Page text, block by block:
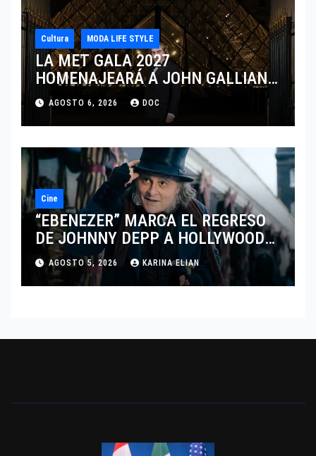
Cultura MODA LIFE STYLE
LA MET GALA 2027
HOMENAJEARÁ A JOHN GALLIANO
MARCANDO EL REGRESO DEL REY
DEL DRAMATISMO
AGOSTO 6, 2026 DOC
Cine
“EBENEZER” MARCA EL REGRESO
DE JOHNNY DEPP A HOLLYWOOD
TRAS SU PASO POR EL CINE
INDEPENDIENTE EUROPEO
AGOSTO 5, 2026 KARINA ELIAN